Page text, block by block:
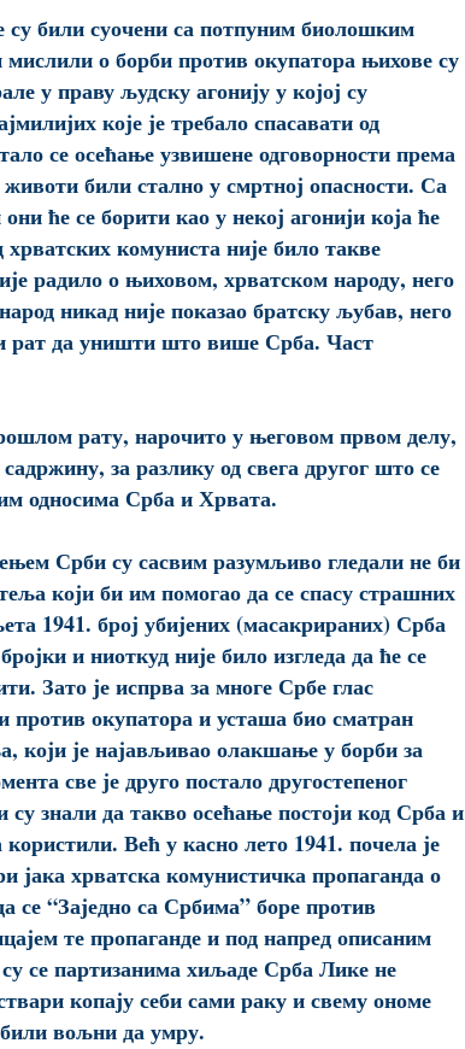
били суочени са потпуним биолошким
о борби против окупатора њихове су
у праву људску агонију у којој су
које је требало спасавати од
се осећање узвишене одговорности према
били стално у смртној опасности. Са
ће се борити као у некој агонији која ће
комуниста није било такве
радило о њиховом, хрватском народу, него
никад није показао братску љубав, него
рат да уништи што више Срба. Част
рату, нарочито у његовом првом делу,
за разлику од свега другог што се
односима Срба и Хрвата.
Срби су сасвим разумљиво гледали не би
који би им помогао да се спасу страшних
1941. број убијених (масакрираних) Срба
и ниоткуд није било изгледа да ће се
Зато је испрва за многе Србе глас
против окупатора и усташа био сматран
који је најављивао олакшање у борби за
све је друго постало другостепеног
знали да такво осећање постоји код Срба и
Већ у касно лето 1941. почела је
јака хрватска комунистичка пропаганда о
се “Заједно са Србима” боре против
те пропаганде и под напред описаним
се партизанима хиљаде Срба Лике не
копају себи сами раку и свему ономе
вољни да умру.